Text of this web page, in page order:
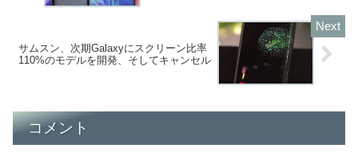
サムスン、次期Galaxyにスクリーン比率
110%のモデルを開発、そしてキャンセル
コメント